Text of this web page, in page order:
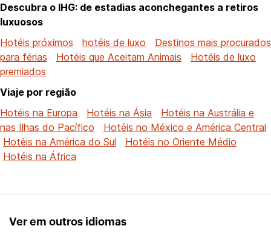
Descubra o IHG: de estadias aconchegantes a retiros
luxuosos
Hotéis próximos
hotéis de luxo
Destinos mais procurados
para férias
Hotéis que Aceitam Animais
Hotéis de luxo
premiados
Viaje por região
Hotéis na Europa
Hotéis na Ásia
Hotéis na Austrália e
nas Ilhas do Pacífico
Hotéis no México e América Central
Hotéis na América do Sul
Hotéis no Oriente Médio
Hotéis na África
Ver em outros idiomas